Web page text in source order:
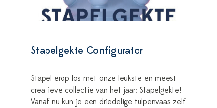
Stapelgekte Configurator
Stapel erop los met onze leukste en meest
creatieve collectie van het jaar: Stapelgekte!
Vanaf nu kun je een driedelige tulpenvaas zelf